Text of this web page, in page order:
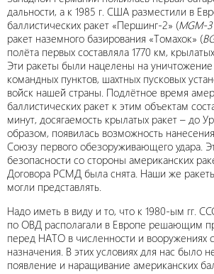
дальности, а к 1985 г. США разместили в
баллистических ракет «Першинг-2» (MGM-
ракет наземного базирования «Томахок» (
полёта первых составляла 1770 км,
Эти ракеты были нацелены на уничтожение
командных пунктов, шахтных пусковых
войск нашей страны. Подлётное время
баллистических ракет к этим объектам
минут, досягаемость крылатых ракет – до
образом, появилась возможность
Союзу первого обезоруживающего удара.
безопасности со стороны американских
Договора РСМД была снята. Наши же
могли представлять.
Надо иметь в виду и то, что к 1980-ым гг.
по ОВД располагали в Европе решающим
перед НАТО в численности и вооружениях
назначения. В этих условиях для нас было
появление и наращивание американских